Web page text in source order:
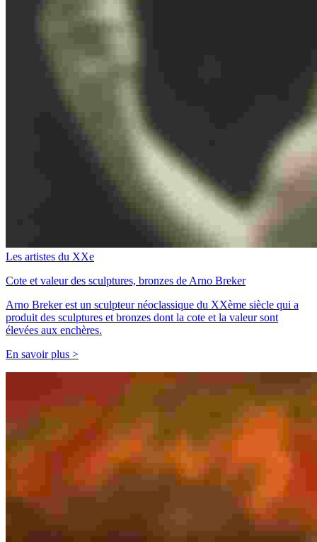
Les artistes du XXe
Cote et valeur des sculptures, bronzes de Arno Breker
Arno Breker est un sculpteur néoclassique du XXème siècle qui a
produit des sculptures et bronzes dont la cote et la valeur sont
élevées aux enchères.
En savoir plus >